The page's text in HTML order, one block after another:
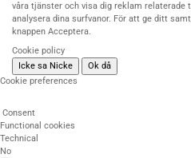
våra tjänster och visa dig reklam relaterade
analysera dina surfvanor. För att ge ditt
knappen Acceptera.
Cookie policy
Icke sa Nicke
Ok då
Cookie preferences
Consent
Functional cookies
Technical
No